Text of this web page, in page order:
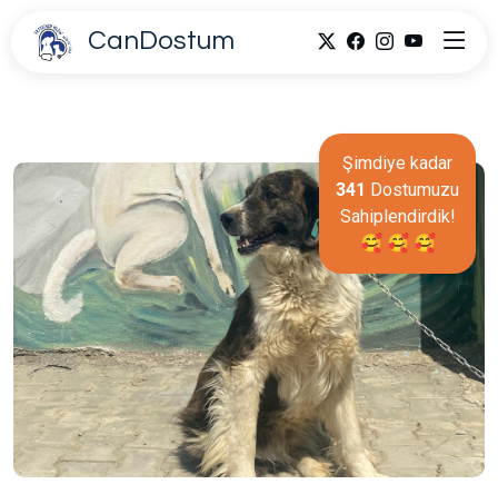
CanDostum
Şimdiye kadar
341 Dostumuzu
Sahiplendirdik!
🥰 🥰 🥰